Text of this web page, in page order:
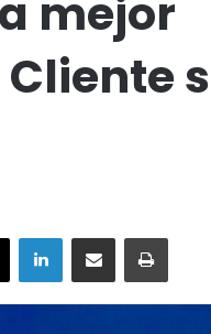
mejor
X LinkedInCompartir por correo electrónicoImprimir